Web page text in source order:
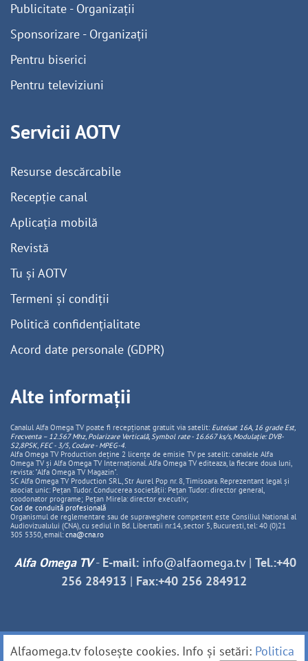
Publicitate - Organizații
Sponsorizare - Organizații
Pentru biserici
Pentru televiziuni
Servicii AOTV
Resurse descărcabile
Recepție canal
Aplicația mobilă
Revistă
Tu și AOTV
Termeni și condiții
Politică confidențialitate
Acord date personale (GDPR)
Alte informații
Canalul Alfa Omega TV poate fi recepționat gratuit via satelit: Eutelsat 16A, 16 grade Est,
Frecventa – 12.567 Mhz, PolarizareVerticală, Symbol rate - 16.667 ks/s, Modulație: DVB-
S2,8PSK, FEC - 3/5, Codare - MPEG-4.
Alfa Omega TV Production deține 2 licențe de emisie TV pe satelit: canalele Alfa
Omega TV și Alfa Omega TV Internațional. Alfa Omega TV editeaza, la fiecare doua luni,
revista: "Alfa Omega TV Magazin".
SC Alfa Omega TV Production SRL, Str Aurel Pop nr. 8, Timisoara. Reprezentant legal și
asociat unic: Pețan Tudor. Conducerea societății: Pețan Tudor: director general,
coodonator programe; Pețan Mirela: director executiv;
Cod de conduită profesională
Organismul de reglementare sau de supraveghere competent este Consiliul National al
Audiovizualului (CNA), cu sediul in Bd. Libertatii nr.14, sector 5, Bucuresti, tel: 40 (0)21
305 5350, email: cna@cna.ro
Alfa Omega TV- E-mail: info@alfaomega.tv| Tel.:+40
256 284913 | Fax:+40 256 284912
Alfaomega.tv folosește cookies. Info și setări: Politica